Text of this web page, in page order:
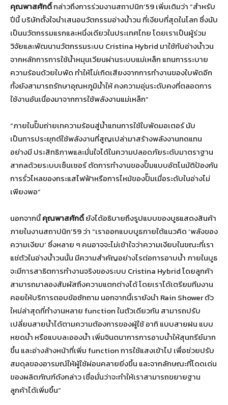
คุณพาสศักดิ์กล่าวถึงการร่วมงานสถาปนิก’59 เพิ่มเติมว่า “สำหรับ
ปีนี้ บริษัทตั้งใจนำเสนอนวัตกรรมอ่างน้ำวน ที่เงียบที่สุดในโลก ซึ่งนับ
เป็นนวัตกรรมแรกและหนึ่งเดียวในประเทศไทย โดยเราเป็นผู้ร่วม
วิจัยและพัฒนานวัตกรรมระบบ Cristina Hybrid มาใช้กับอ่างน้ำวน
จากหลักการการใช้น้ำหมุนเวียนผ่านระบบแม่เหล็ก แทนการระบาย
ความร้อนด้วยใบพัด ทำให้ไม่เกิดเสียงจากการทำงานของใบพัดอีก
ทั้งยังสามารถรักษาอุณหภูมิน้ำให้ คงความอุ่นระดับคงที่ตลอดการ
ใช้งานอันเนื่องมาจากการใช้พลังงานแม่เหล็ก”
“ภายในปั๊มถ่ายเทความร้อนสู่น้ำแทนการใช้ใบพัดมอเตอร์ นับ
เป็นการประยุกต์ใช้พลังงานที่สูญเปล่ามาสร้างพลังงานทดแทน
อย่างมี ประสิทธิภาพและมั่นใจได้ในความปลอดภัยระดับมาตราฐาน
สากลด้วยระบบเซ็นเซอร์ ตัดการทำงานของปั๊มแบบอัตโนมัติป้องกัน
การรั่วไหลของกระแสไฟฟ้าหรือการไหม้ของปั๊มเมื่อระดับในอ่างไม่
เพียงพอ”
นอกจากนี้คุณพาสศักดิ์ยังได้อธิบายถึงรูปแบบของบูธแสดงสินค้า
ภายในงานสถาปนิก’59 ว่า “เราออกแบบบูธภายใต้แนวคิด ‘พลังของ
ความเงียบ’ ซึ่งหลาย ๆ คนอาจจะไม่เข้าใจว่าความเงียบในขณะที่เรา
แช่ตัวในอ่างน้ำวนนั้น มีความสำคัญอย่างไรต่อการอาบน้ำ ภายในบูธ
จะมีการสาธิตการทำงานจริงของระบบ Cristina Hybrid โดยลูกค้า
สามารถมาลองสัมผัสถึงความแตกต่างได้ โดยเราได้เตรียมทีมงาน
คอยให้บริการตอบข้อซักถาม นอกจากนี้เรายังนำ Rain Shower ตัว
ใหม่ล่าสุดที่ทำงานหลาย function ในตัวเดียวกัน สามารถปรับ
เปลี่ยนสายน้ำได้ตามความต้องการของผู้ใช้ อาทิ แบบสายฝน แบบ
หยดน้ำ หรือแบบละอองน้ำ เพิ่มจินตนาการการอาบน้ำให้สุนทรีย์มาก
ขึ้น และอ่างล้างหน้าที่เพิ่ม function การใช้แสงเข้าไป เพื่อช่วยปรับ
สมดุลของอารมณ์ให้ผู้ใช้ผ่อนคลายยิ่งขึ้น และจากลักษณะที่โดดเด่น
ของผลิตภัณฑ์ดังกล่าว เชื่อมั่นว่าจะทำให้เราสามารถขยายฐาน
ลูกค้าได้เพิ่มขึ้น”